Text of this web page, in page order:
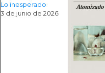
Lo inesperado
3 de junio de 2026